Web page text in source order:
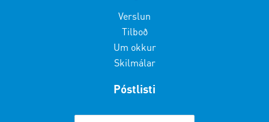
Verslun
Tilboð
Um okkur
Skilmálar
Póstlisti